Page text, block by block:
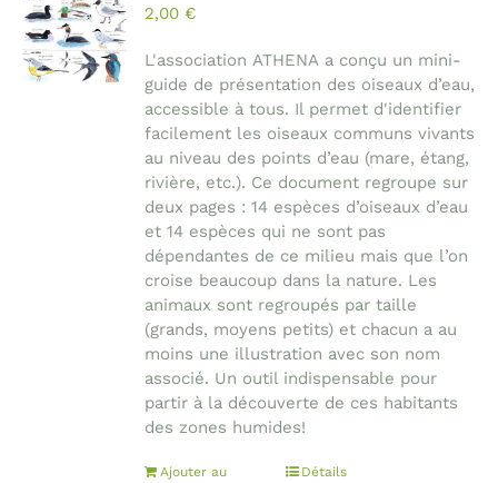
2,00 €
L'association ATHENA a conçu un mini-
guide de présentation des oiseaux d’eau,
accessible à tous. Il permet d'identifier
facilement les oiseaux communs vivants
au niveau des points d’eau (mare, étang,
rivière, etc.). Ce document regroupe sur
deux pages : 14 espèces d’oiseaux d’eau
et 14 espèces qui ne sont pas
dépendantes de ce milieu mais que l’on
croise beaucoup dans la nature. Les
animaux sont regroupés par taille
(grands, moyens petits) et chacun a au
moins une illustration avec son nom
associé. Un outil indispensable pour
partir à la découverte de ces habitants
des zones humides!
Ajouter au
Détails